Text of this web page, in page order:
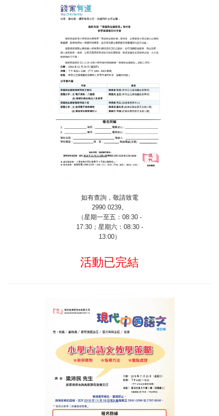
如有查詢，敬請致電
2990 0239。
（星期一至五： 08:30 -
17:30；星期六： 08:30 -
13:00）
活動已完結